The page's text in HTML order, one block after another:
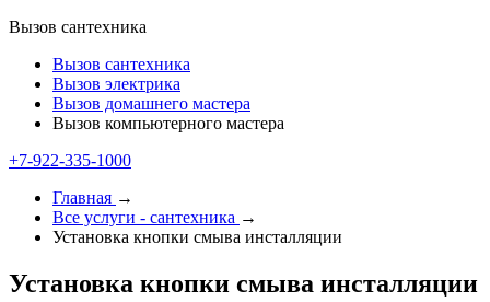
Вызов сантехника
Вызов сантехника
Вызов электрика
Вызов домашнего мастера
Вызов компьютерного мастера
+7-922-335-1000
Главная →
Все услуги - cантехника →
Установка кнопки смыва инсталляции
Установка кнопки смыва инсталляции